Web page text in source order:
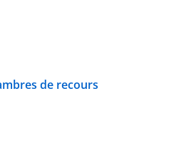
de recours